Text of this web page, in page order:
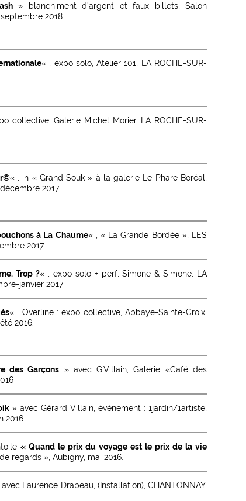
» blanchiment d’argent et faux billets, Salon
2018.
« , expo solo, Atelier 101, LA ROCHE-SUR-
collective, Galerie Michel Morier, LA ROCHE-SUR-
« , in « Grand Souk » à la galerie Le Phare Boréal,
2017.
à La Chaume« , « La Grande Bordée », LES
2017.
Trop ?« , expo solo + perf, Simone & Simone, LA
janvier 2017
« , Overline : expo collective, Abbaye-Sainte-Croix,
2016.
des Garçons » avec G.Villain, Galerie «Café des
» avec Gérard Villain, événement : 1jardin/1artiste,
2016
« Quand le prix du voyage est le prix de la vie
regards », Aubigny, mai 2016.
Laurence Drapeau, (Installation), CHANTONNAY,